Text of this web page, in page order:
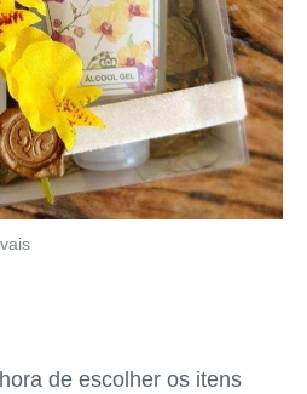
de escolher os itens